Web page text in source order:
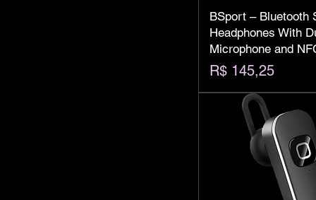
BSport – Bluetooth
Headphones With
Microphone and
Preço
R$ 145,25